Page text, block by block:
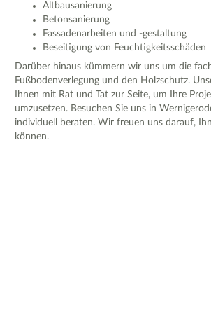
Altbausanierung
Betonsanierung
Fassadenarbeiten und -gestaltung
Beseitigung von Feuchtigkeitsschäden
Darüber hinaus kümmern wir uns um die
Fußbodenverlegung und den Holzschutz.
Ihnen mit Rat und Tat zur Seite, um Ihre
umzusetzen. Besuchen Sie uns in
individuell beraten. Wir freuen uns darauf,
können.